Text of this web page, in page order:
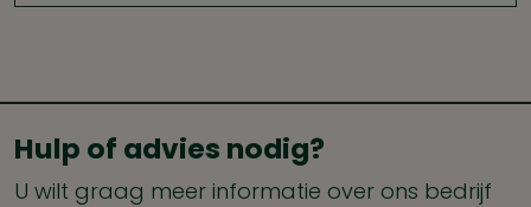
Hulp of advies nodig?
U wilt graag meer informatie over ons bedrijf